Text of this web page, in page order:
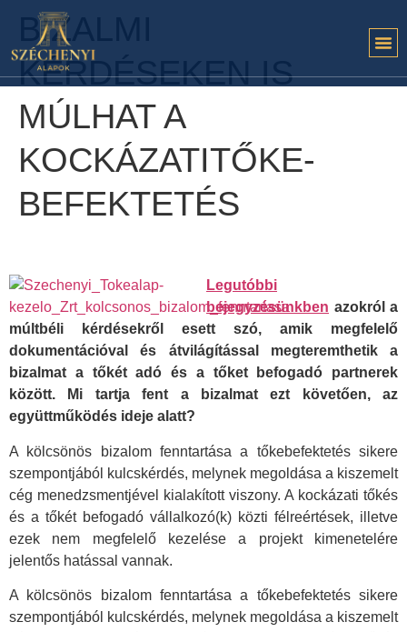
BIZALMI
KÉRDÉSEKEN IS
MÚLHAT A
KOCKÁZATITŐKE-
BEFEKTETÉS
Legutóbbi
bejegyzésünkben azokról a
múltbéli kérdésekről esett szó, amik megfelelő
dokumentációval és átvilágítással megteremthetik a
bizalmat a tőkét adó és a tőket befogadó partnerek
között. Mi tartja fent a bizalmat ezt követően, az
együttműködés ideje alatt?
A kölcsönös bizalom fenntartása a tőkebefektetés sikere
szempontjából kulcskérdés, melynek megoldása a kiszemelt
cég menedzsmentjével kialakított viszony. A kockázati tőkés
és a tőkét befogadó vállalkozó(k) közti félreértések, illetve
ezek nem megfelelő kezelése a projekt kimenetelére
jelentős hatással vannak.
A kölcsönös bizalom fenntartása a tőkebefektetés sikere
szempontjából kulcskérdés, melynek megoldása a kiszemelt